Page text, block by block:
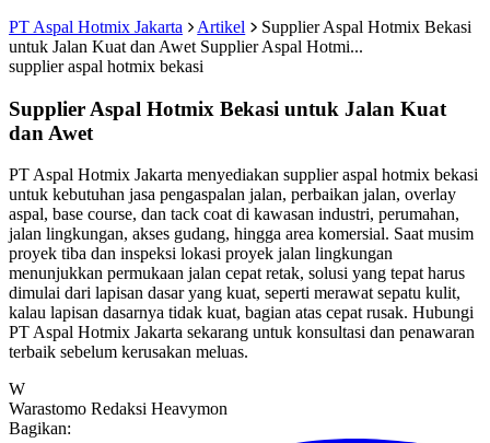
PT Aspal Hotmix Jakarta
Artikel
Supplier Aspal Hotmix Bekasi
untuk Jalan Kuat dan Awet Supplier Aspal Hotmi...
supplier aspal hotmix bekasi
Supplier Aspal Hotmix Bekasi untuk Jalan Kuat
dan Awet
PT Aspal Hotmix Jakarta menyediakan supplier aspal hotmix bekasi
untuk kebutuhan jasa pengaspalan jalan, perbaikan jalan, overlay
aspal, base course, dan tack coat di kawasan industri, perumahan,
jalan lingkungan, akses gudang, hingga area komersial. Saat musim
proyek tiba dan inspeksi lokasi proyek jalan lingkungan
menunjukkan permukaan jalan cepat retak, solusi yang tepat harus
dimulai dari lapisan dasar yang kuat, seperti merawat sepatu kulit,
kalau lapisan dasarnya tidak kuat, bagian atas cepat rusak. Hubungi
PT Aspal Hotmix Jakarta sekarang untuk konsultasi dan penawaran
terbaik sebelum kerusakan meluas.
W
Warastomo Redaksi Heavymon
Bagikan: